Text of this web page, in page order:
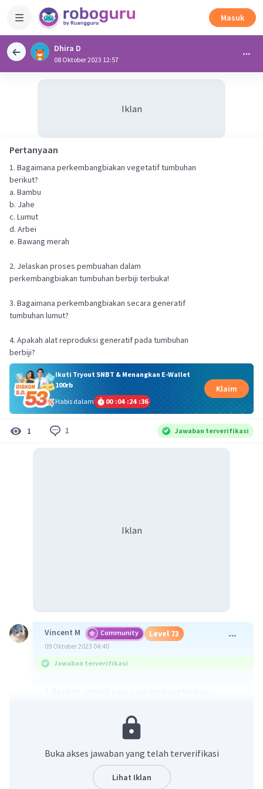
Masuk
Dhira D
08 Oktober 2023 12:57
Iklan
Pertanyaan
1. Bagaimana perkembangbiakan vegetatif tumbuhan
berikut?
a. Bambu
b. Jahe
c. Lumut
d. Arbei
e. Bawang merah
2. Jelaskan proses pembuahan dalam
perkembangbiakan tumbuhan berbiji terbuka!
3. Bagaimana perkembangbiakan secara generatif
tumbuhan lumut?
4. Apakah alat reproduksi generatif pada tumbuhan
Ikuti Tryout SNBT & Menangkan E-Wallet
100rb
Habis dalam
00 :04 :24 :35
Klaim
1 1 Jawaban terverifikasi
Iklan
Vincent M Community Level 73
09 Oktober 2023 04:40
Jawaban terverifikasi
a. Bambu: Bambu dapat berkembangbiak
vegetatif melalui rizoma atau tunas yang
tumbuh dari rizoma. Potongan-potongan
rizoma yang ditanam dapat tumbuh menjadi
Buka akses jawaban yang telah terverifikasi
Lihat Iklan